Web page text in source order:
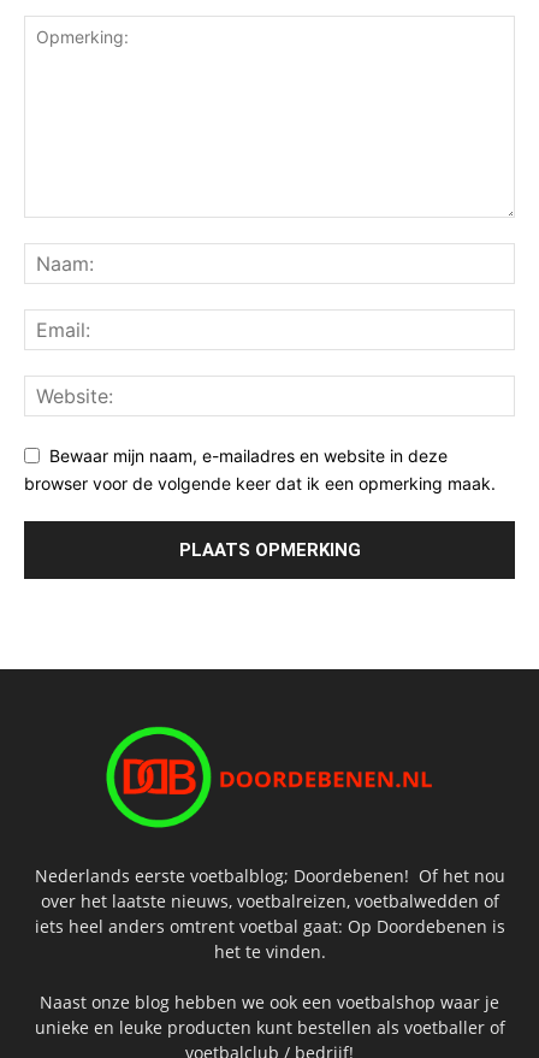
Bewaar mijn naam, e-mailadres en website in deze
browser voor de volgende keer dat ik een opmerking maak.
Nederlands eerste voetbalblog; Doordebenen! Of het nou
over het laatste nieuws, voetbalreizen, voetbalwedden of
iets heel anders omtrent voetbal gaat: Op Doordebenen is
het te vinden.
Naast onze blog hebben we ook een voetbalshop waar je
unieke en leuke producten kunt bestellen als voetballer of
voetbalclub / bedrijf!